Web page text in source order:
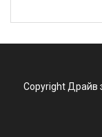
Copyright Драйв